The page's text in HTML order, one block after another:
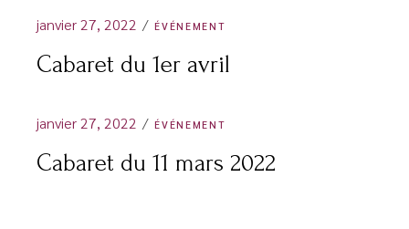
janvier 27, 2022 ÉVÉNEMENT
Cabaret du 1er avril
janvier 27, 2022 ÉVÉNEMENT
Cabaret du 11 mars 2022